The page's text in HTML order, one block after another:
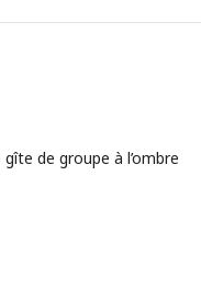
de groupe à l’ombre